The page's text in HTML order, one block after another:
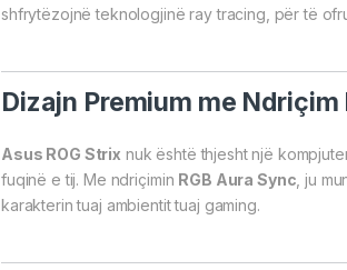
shfrytëzojnë teknologjinë ray tracing, për të
Dizajn Premium me Ndriçim
Asus ROG Strix nuk është thjesht një
fuqinë e tij. Me ndriçimin RGB Aura Sync , ju
karakterin tuaj ambientit tuaj gaming.